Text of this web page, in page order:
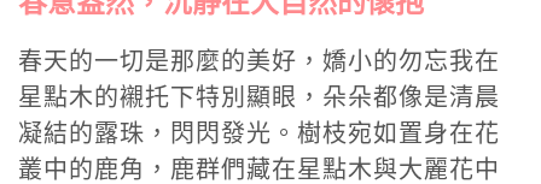
春天的一切是那麼的美好，嬌小的勿忘我在
星點木的襯托下特別顯眼，朵朵都像是清晨
凝結的露珠，閃閃發光。樹枝宛如置身在花
叢中的鹿角，鹿群們藏在星點木與大麗花中